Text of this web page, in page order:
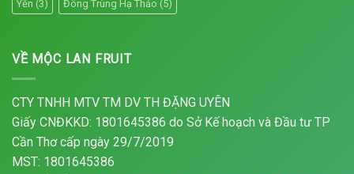
Yến (3) Đông Trùng Hạ Thảo (5)
VỀ MỘC LAN FRUIT
CTY TNHH MTV TM DV TH ĐẶNG UYÊN
Giấy CNĐKKD: 1801645386 do Sở Kế hoạch và Đầu tư TP
Cần Thơ cấp ngày 29/7/2019
MST: 1801645386